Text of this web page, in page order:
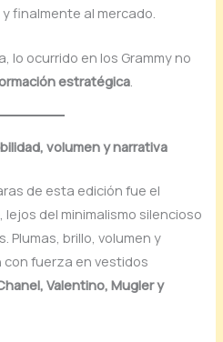
finalmente al mercado.
lo ocurrido en los Grammy no
estratégica.
volumen y narrativa
de esta edición fue el
, lejos del minimalismo silencioso
Plumas, brillo, volumen y
fuerza en vestidos
Valentino, Mugler y